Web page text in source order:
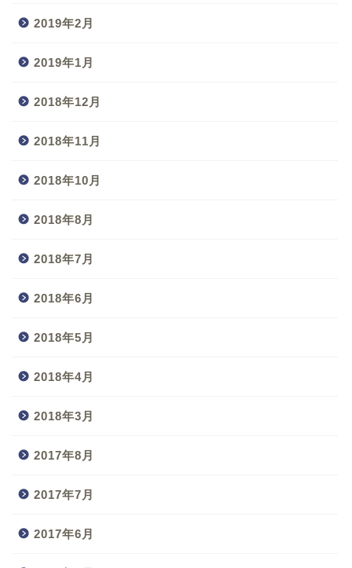
2019年2月
2019年1月
2018年12月
2018年11月
2018年10月
2018年8月
2018年7月
2018年6月
2018年5月
2018年4月
2018年3月
2017年8月
2017年7月
2017年6月